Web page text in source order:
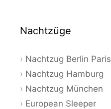
Nachtzüge
Nachtzug Berlin Paris
Nachtzug Hamburg
Nachtzug München
European Sleeper